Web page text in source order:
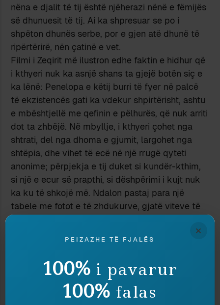
nëna e djalit të tij është njëherazi nënë e fëmijës
së dhunuesit të tij. Ai ka shpresuar se po i
shpëton dhunës serbe, por e gjen atë dhunë të
ripërtërirë, nën çatinë e vet.
Filmi i Zeqirit më ilustron edhe faktin e hidhur që
i kthyeri nuk ka asnjë shans ta gjejë botën siç e
ka lënë: Penelopa e këtij burri të fyer në palcë
të ekzistencës gati ka vdekur shpirtërisht, ashtu
e mbështjellë me qefinin e pëlhurës, që nuk arriti
dot ta zhbëjë. Në mbyllje, i kthyeri çohet nga
shtrati, del nga dhoma e gjumit, largohet nga
shtëpia, dhe vihet të ecë në një rrugë qyteti
anonime; përpjekja e tij duket si kundër-kthim,
si një e ecur së prapthi, si dëshpërimi i kujt nuk
ka ku të shkojë më. Ndalon pastaj para një
tabele me fotot e të zhdukurve, gjatë viteve të
zhdukuri. Gruaja mbetet, përkundrazi, në
mallkimin e shtëpisë së vet, e kthyer edhe ajo në
vetminë me të cilën ndoshta ishte mësuar; në
pamundësi edhe ajo, që të pajtojë me mendje
×
PEIZAZHE TË FJALËS
100% i pavarur
100% falas